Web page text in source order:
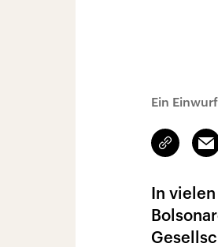
Ein
Link
kopieren/
In